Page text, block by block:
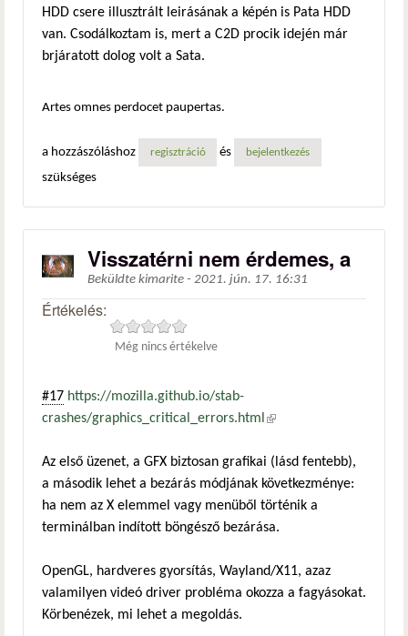
HDD csere illusztrált leirásának a képén is Pata HDD
van. Csodálkoztam is, mert a C2D procik idején már
brjáratott dolog volt a Sata.
Artes omnes perdocet paupertas.
a hozzászóláshoz regisztráció és bejelentkezés
szükséges
Visszatérni nem érdemes, a
Beküldte kimarite - 2021. jún. 17. 16:31
Értékelés:
Még nincs értékelve
#17 https://mozilla.github.io/stab-
crashes/graphics_critical_errors.html (külső hivatkozás)
Az első üzenet, a GFX biztosan grafikai (lásd fentebb),
a második lehet a bezárás módjának következménye:
ha nem az X elemmel vagy menüből történik a
terminálban indított böngésző bezárása.
OpenGL, hardveres gyorsítás, Wayland/X11, azaz
valamilyen videó driver probléma okozza a fagyásokat.
Körbenézek, mi lehet a megoldás.